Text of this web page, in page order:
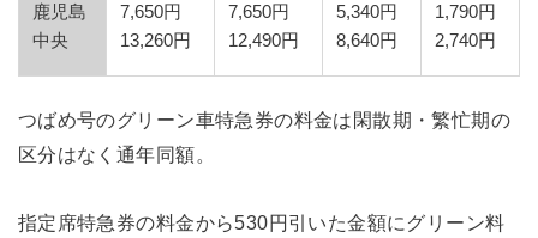
鹿児島
中央
7,650円
13,260円
7,650円
12,490円
5,340円
8,640円
1,790円
2,740円
つばめ号のグリーン車特急券の料金は閑散期・繁忙期の
区分はなく通年同額。
指定席特急券の料金から530円引いた金額にグリーン料